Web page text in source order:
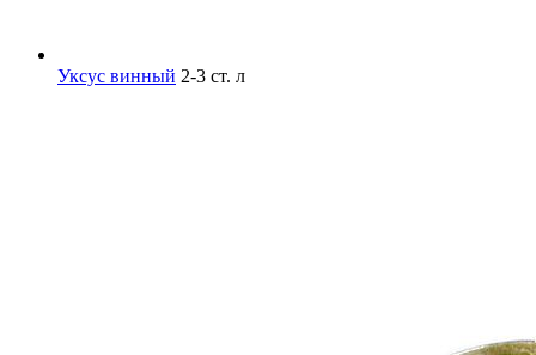
Уксус винный 2-3 ст. л